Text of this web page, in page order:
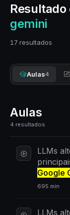
gemini
17 resultados
Aulas4
Aulas
4 resultados
LLMs
Google
695 min
LLMs